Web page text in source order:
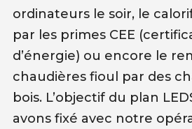
ordinateurs le soir, le
par les primes CEE
d’énergie) ou encore le
chaudières fioul par des
bois. L’objectif du plan
avons fixé avec notre